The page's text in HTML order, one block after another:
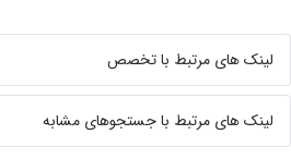
لینک های مرتبط با تخصص
لینک های مرتبط با جستجوهای مشابه